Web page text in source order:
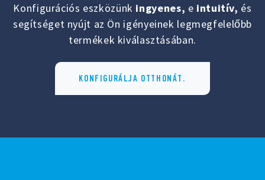
Konfigurációs eszközünk ingyenes, e intuitív, és
segítséget nyújt az Ön igényeinek legmegfelelőbb
termékek kiválasztásában.
KONFIGURÁLJA OTTHONÁT.